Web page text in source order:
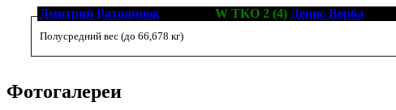
Дмитрий Ратошнюк W TKO 2 (4) Денис Верба
Полусредний вес (до 66,678 кг)
Фотогалереи